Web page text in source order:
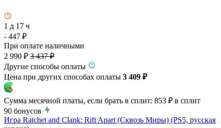
1 д 17 ч
- 447 ₽
При оплате наличными
2 990 ₽ 3 437 ₽
Другие способы оплаты
Цена при других способах оплаты 3 409 ₽
Сумма месячной платы, если брать в сплит: 853 ₽ в сплит
90 бонусов
Игра Ratchet and Clank: Rift Apart (Сквозь Миры) (PS5, русская